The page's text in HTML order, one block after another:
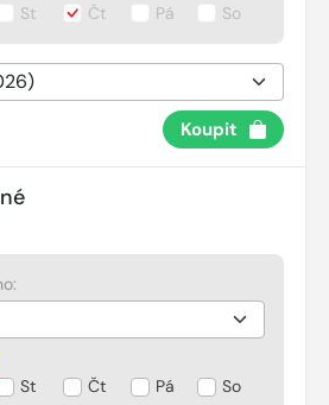
St Čt Pá So
Koupit
St Čt Pá So